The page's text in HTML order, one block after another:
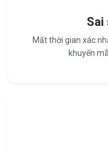
Sai
Mất thời gian xác
khuyến